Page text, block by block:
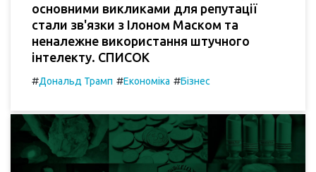
основними викликами для репутації
стали зв'язки з Ілоном Маском та
неналежне використання штучного
інтелекту. СПИСОК
#Дональд Трамп #Економіка #Бізнес